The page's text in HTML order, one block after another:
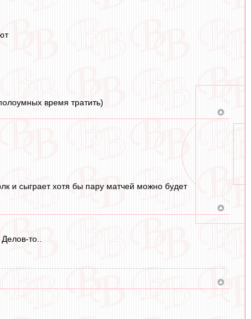
время тратить)
и сыграет хотя бы пару матчей можно будет
то..